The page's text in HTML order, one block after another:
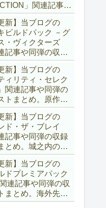
」関連記事や
録リストまとめ。
タイルとオーバー
に焦点を当てた新
また、原作のモン
リメイクされてい
【遊戯王OCG】
新】当ブログの
ビルドパック －グ
・ヴィクターズ
記事や同弾の収録
とめ。効果を持た
モンスターを使役
テーマ「セネト」
「レイズ・ムー
異解△」も登
遊戯王OCG】
新】当ブログの
ィリティ・セレク
関連記事や同弾の
トまとめ。原作の
や懐かしの人気モ
をイメージした新
が多数登場！！ま
ミナス」などの豪
も注目ですね～。
OCG】
新】当ブログの
ド・ザ・ブレイ
記事や同弾の収録
とめ。城之内のカ
が『時の黒魔術
となってリメイ
らに、「Ｄ－ＨＥ
『幽獄の時計塔』
リメイクです！！
新】当ブログの
ドプレミアパック
連記事や同弾の収
まとめ。海外先行
例年より早く来